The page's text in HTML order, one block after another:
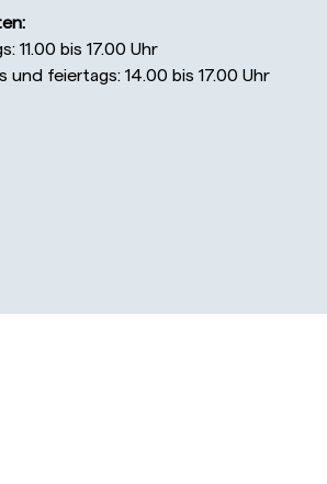
11.00 bis 17.00 Uhr
und feiertags: 14.00 bis 17.00 Uhr